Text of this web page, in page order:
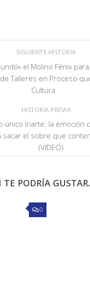
SIGUIENTE HISTORIA
el Molino Fénix
Talleres en Proceso
Cultura
HISTORIA PREVIA
único Iriarte: la emoción
sacar el sobre que
(VIDEO)
PODRÍA
0